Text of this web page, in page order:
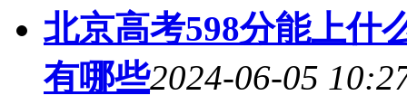
北京高考598分能上什
有哪些2024-06-05